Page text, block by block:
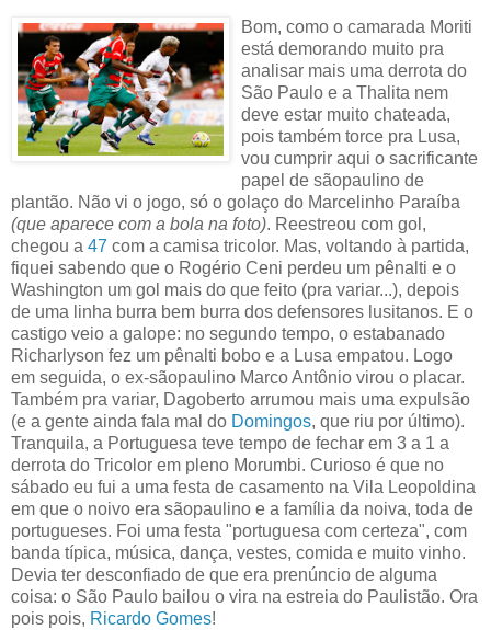
Bom, como o camarada Moriti
está demorando muito pra
analisar mais uma derrota do
São Paulo e a Thalita nem
deve estar muito chateada,
pois também torce pra Lusa,
vou cumprir aqui o sacrificante
papel de sãopaulino de
plantão. Não vi o jogo, só o golaço do Marcelinho Paraíba
(que aparece com a bola na foto). Reestreou com gol,
chegou a 47 com a camisa tricolor. Mas, voltando à partida,
fiquei sabendo que o Rogério Ceni perdeu um pênalti e o
Washington um gol mais do que feito (pra variar...), depois
de uma linha burra bem burra dos defensores lusitanos. E o
castigo veio a galope: no segundo tempo, o estabanado
Richarlyson fez um pênalti bobo e a Lusa empatou. Logo
em seguida, o ex-sãopaulino Marco Antônio virou o placar.
Também pra variar, Dagoberto arrumou mais uma expulsão
(e a gente ainda fala mal do Domingos, que riu por último).
Tranquila, a Portuguesa teve tempo de fechar em 3 a 1 a
derrota do Tricolor em pleno Morumbi. Curioso é que no
sábado eu fui a uma festa de casamento na Vila Leopoldina
em que o noivo era sãopaulino e a família da noiva, toda de
portugueses. Foi uma festa "portuguesa com certeza", com
banda típica, música, dança, vestes, comida e muito vinho.
Devia ter desconfiado de que era prenúncio de alguma
coisa: o São Paulo bailou o vira na estreia do Paulistão. Ora
pois pois, Ricardo Gomes!